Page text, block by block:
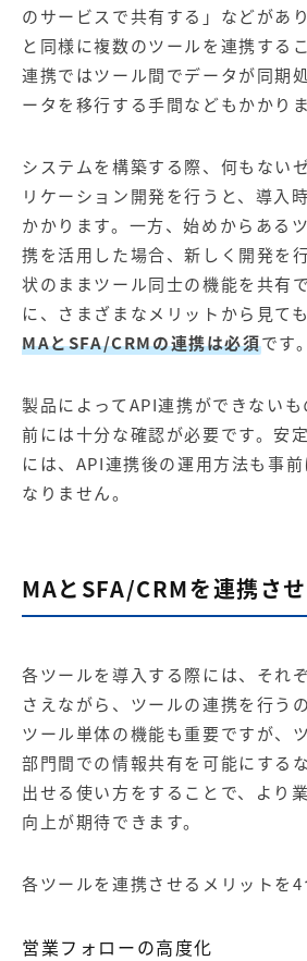
のサービスで共有する」などがあ
と同様に複数のツールを連携する
連携ではツール間でデータが同期
ータを移行する手間などもかかりま
システムを構築する際、何もない
リケーション開発を行うと、導入
かかります。一方、始めからある
携を活用した場合、新しく開発を
状のままツール同士の機能を共有
に、さまざまなメリットから見て
MAとSFA/CRMの連携は必須です。
製品によってAPI連携ができない
前には十分な確認が必要です。安
には、API連携後の運用方法も事
なりません。
MAとSFA/CRMを連携さ
各ツールを導入する際には、それ
さえながら、ツールの連携を行う
ツール単体の機能も重要ですが、
部門間での情報共有を可能にする
出せる使い方をすることで、より
向上が期待できます。
各ツールを連携させるメリットを4
営業フォローの高度化